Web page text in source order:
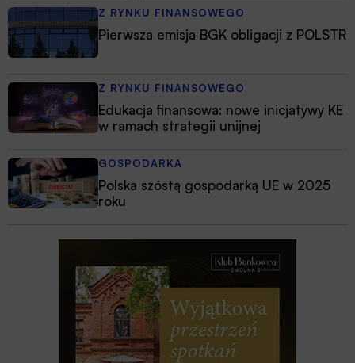
Z RYNKU FINANSOWEGO
Pierwsza emisja BGK obligacji z POLSTR
Z RYNKU FINANSOWEGO
Edukacja finansowa: nowe inicjatywy KE
w ramach strategii unijnej
GOSPODARKA
Polska szóstą gospodarką UE w 2025
roku